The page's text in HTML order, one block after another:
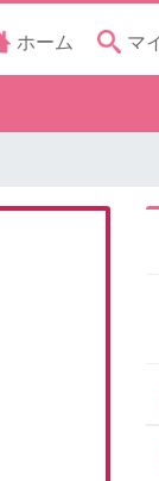
ホーム マ